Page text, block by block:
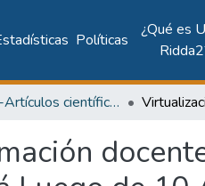
Políticas
¿Qué es
[CIDITIC]-Artículos científicos